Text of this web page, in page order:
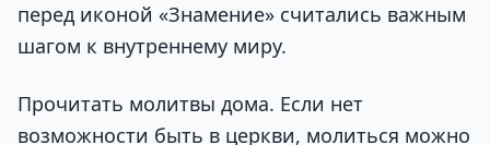
перед иконой «Знамение» считались важным
шагом к внутреннему миру.
Прочитать молитвы дома. Если нет
возможности быть в церкви, молиться можно